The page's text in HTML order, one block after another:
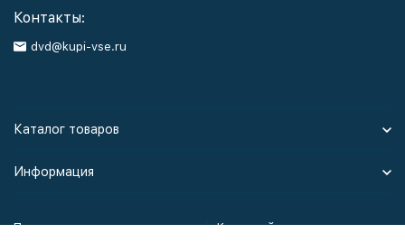
Контакты:
dvd@kupi-vse.ru
Каталог товаров
Информация
Политика персональных данных Карта сайта